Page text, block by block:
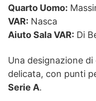
Quarto Uomo:
VAR: Nasca
Aiuto Sala VAR: Di
Una designazione
delicata, con punti
Serie A.